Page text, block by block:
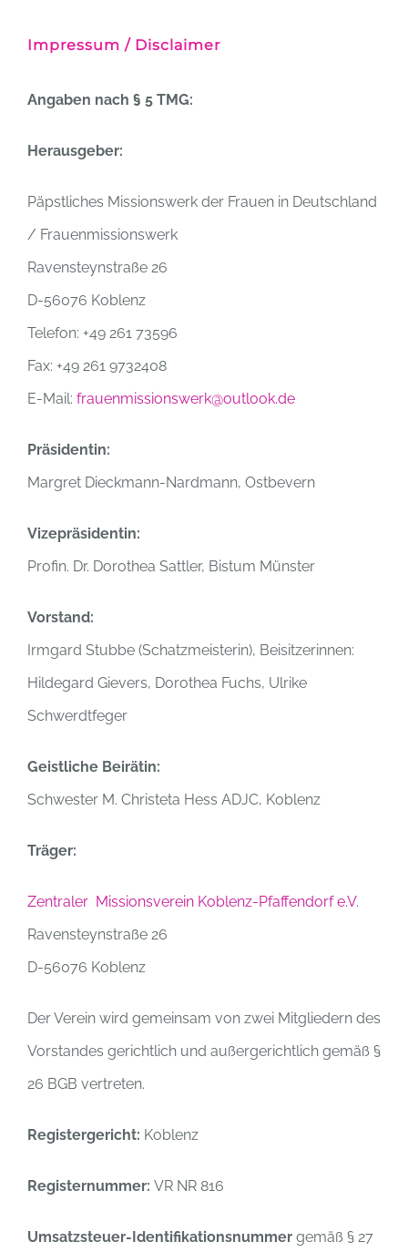
Impressum / Disclaimer
Angaben nach § 5 TMG:
Herausgeber:
Päpstliches Missionswerk der Frauen in Deutschland
/ Frauenmissionswerk
Ravensteynstraße 26
D-56076 Koblenz
Telefon: +49 261 73596
Fax: +49 261 9732408
E-Mail: frauenmissionswerk@outlook.de
Präsidentin:
Margret Dieckmann-Nardmann, Ostbevern
Vizepräsidentin:
Profin. Dr. Dorothea Sattler, Bistum Münster
Vorstand:
Irmgard Stubbe (Schatzmeisterin), Beisitzerinnen:
Hildegard Gievers, Dorothea Fuchs, Ulrike
Schwerdtfeger
Geistliche Beirätin:
Schwester M. Christeta Hess ADJC, Koblenz
Träger:
Zentraler Missionsverein Koblenz-Pfaffendorf e.V.
Ravensteynstraße 26
D-56076 Koblenz
Der Verein wird gemeinsam von zwei Mitgliedern des
Vorstandes gerichtlich und außergerichtlich gemäß §
26 BGB vertreten.
Registergericht: Koblenz
Registernummer: VR NR 816
Umsatzsteuer-Identifikationsnummer gemäß § 27